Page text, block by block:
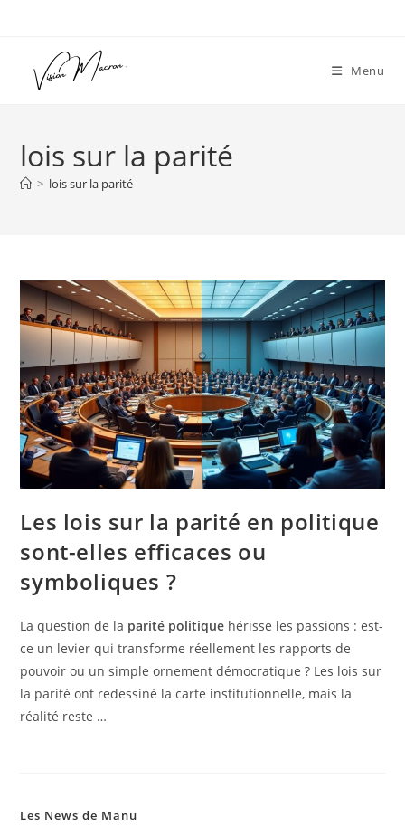
Menu
lois sur la parité
> lois sur la parité
Les lois sur la parité en politique
sont-elles efficaces ou
symboliques ?
La question de la parité politique hérisse les passions : est-
ce un levier qui transforme réellement les rapports de
pouvoir ou un simple ornement démocratique ? Les lois sur
la parité ont redessiné la carte institutionnelle, mais la
réalité reste …
Les News de Manu